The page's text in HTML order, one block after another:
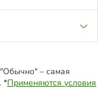
– самая
*Применяются условия